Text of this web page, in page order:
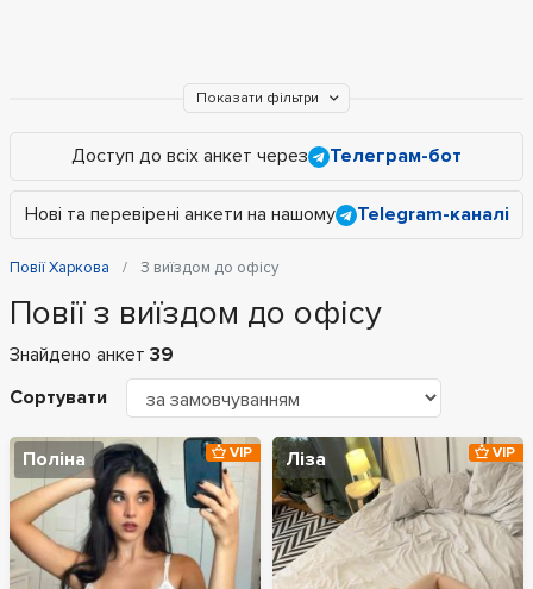
Показати фільтри
Доступ до всіх анкет через Телеграм-бот
Нові та перевірені анкети на нашому Telegram-каналі
Повії Харкова З виїздом до офісу
Повії з виїздом до офісу
Знайдено анкет 39
Сортувати
Поліна VIP Ліза VIP